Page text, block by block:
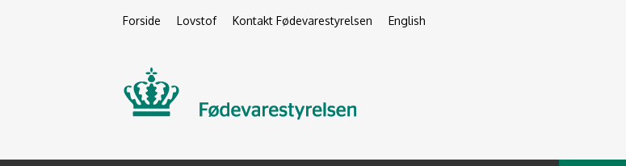
Forside Lovstof Kontakt Fødevarestyrelsen English